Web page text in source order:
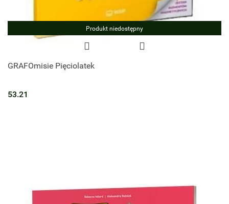
Produkt niedostępny
GRAFOmisie Pięciolatek
53.21